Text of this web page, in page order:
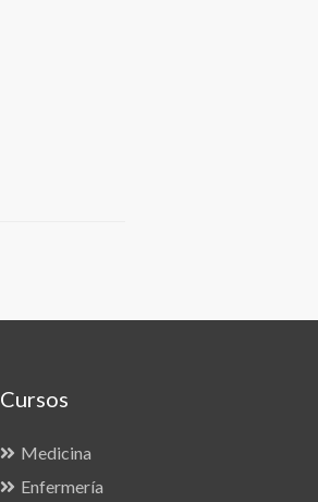
Cursos
Medicina
Enfermería